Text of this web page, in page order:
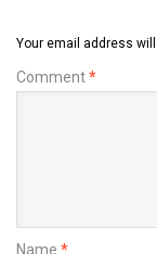
Your email address
Comment*
Name *